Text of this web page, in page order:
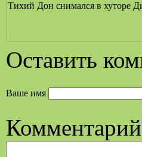
Тихий Дон снимался в хуторе
Оставить
Ваше имя
Комментарий